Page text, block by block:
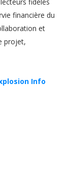
financière du
et
projet,
Info